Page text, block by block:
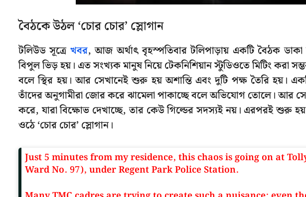
বৈঠকে উঠল ‘চোর চোর’ স্লোগান
টলিউড সূত্রে খবর, আজ অর্থাৎ বৃহস্পতিবার টলিপাড়ায় একটি বৈঠক
বিপুল ভিড় হয়। এত সংখ্যক মানুষ নিয়ে টেকনিশিয়ান স্টুডিওতে মিটিং করা
বলে স্থির হয়। আর সেখানেই শুরু হয় অশান্তি এবং দুটি পক্ষ তৈরি হয়।
তাঁদের অনুগামীরা জোর করে ঝামেলা পাকাচ্ছে বলে অভিযোগ তোলে। আর
করে, যারা বিক্ষোভ দেখাচ্ছে, তার কেউ গিল্ডের সদস্যই নয়। এরপরই শুরু হয়
ওঠে ‘চোর চোর’ স্লোগান।
Just 5 minutes from my residence, this chaos is going on at
Ward No. 97), under Regent Park Police Station.